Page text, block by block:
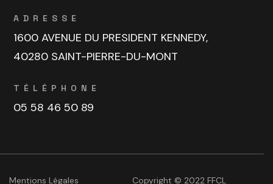
ADRESSE
1600 AVENUE DU PRESIDENT KENNEDY,
40280 SAINT-PIERRE-DU-MONT
TÉLÉPHONE
05 58 46 50 89
Mentions Légales Copyright © 2022 FFCL